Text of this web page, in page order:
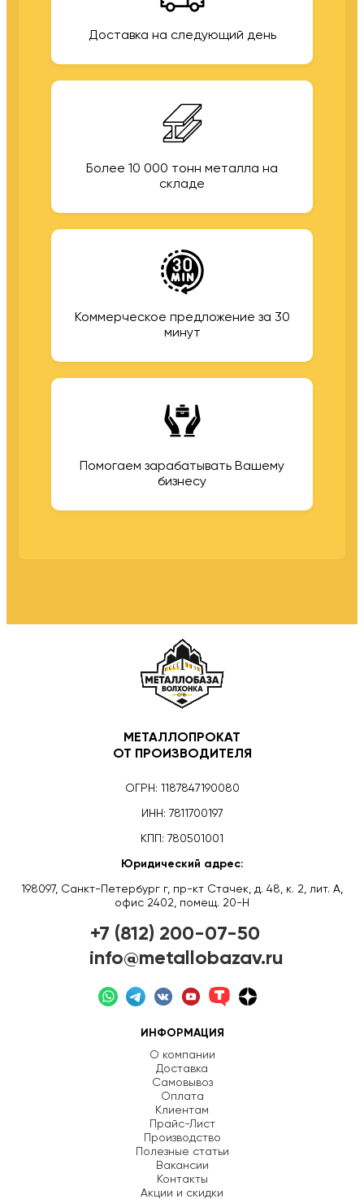
Доставка на следующий день
Более 10 000 тонн металла на
складе
Коммерческое предложение за 30
минут
Помогаем зарабатывать Вашему
бизнесу
МЕТАЛЛОПРОКАТ
ОТ ПРОИЗВОДИТЕЛЯ
ОГРН: 1187847190080
ИНН: 7811700197
КПП: 780501001
Юридический адрес:
198097, Санкт-Петербург г, пр-кт Стачек, д. 48, к. 2, лит. А,
офис 2402, помещ. 20-Н
+7 (812) 200-07-50
info@metallobazav.ru
ИНФОРМАЦИЯ
О компании
Доставка
Самовывоз
Оплата
Клиентам
Прайс-Лист
Производство
Полезные статьи
Вакансии
Контакты
Акции и скидки